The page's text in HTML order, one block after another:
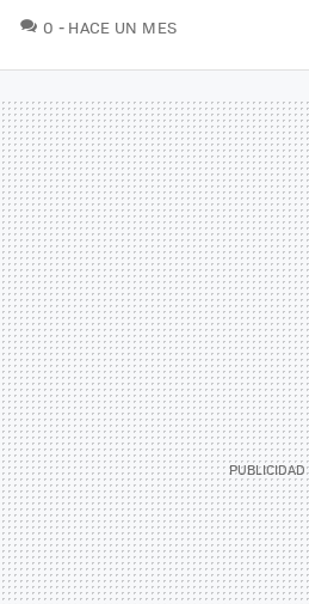
0 COMENTARIOS
HACE UN MES